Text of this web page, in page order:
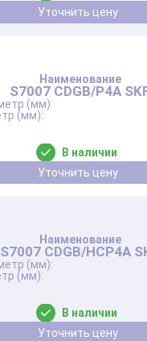
Уточнить цену
S7007 CDGB/P4A
В наличии
Уточнить цену
S7007 CDGB/HCP4A
В наличии
Уточнить цену